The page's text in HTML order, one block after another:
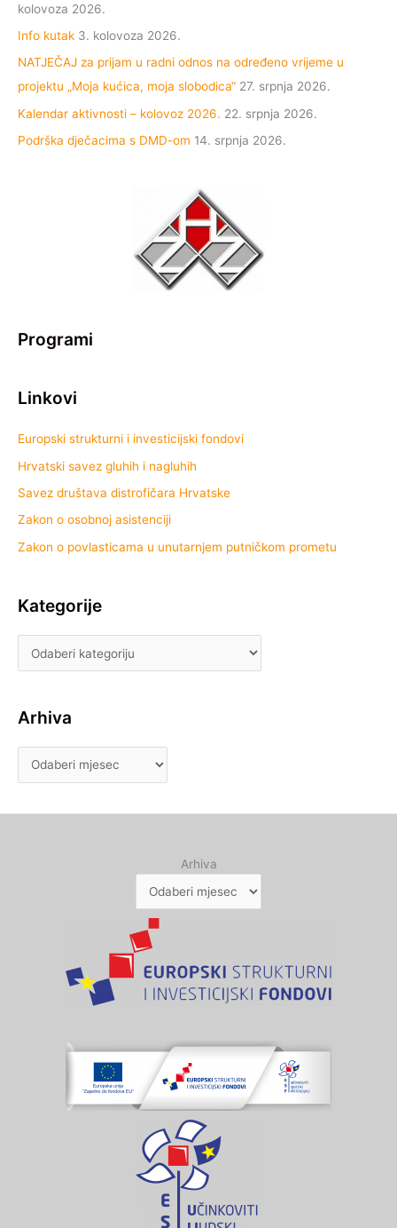
kolovoza 2026.
Info kutak 3. kolovoza 2026.
NATJEČAJ za prijam u radni odnos na određeno vrijeme u
projektu „Moja kućica, moja slobodica“ 27. srpnja 2026.
Kalendar aktivnosti – kolovoz 2026. 22. srpnja 2026.
Podrška dječacima s DMD-om 14. srpnja 2026.
Programi
Linkovi
Europski strukturni i investicijski fondovi
Hrvatski savez gluhih i nagluhih
Savez društava distrofičara Hrvatske
Zakon o osobnoj asistenciji
Zakon o povlasticama u unutarnjem putničkom prometu
Kategorije
Arhiva
Arhiva